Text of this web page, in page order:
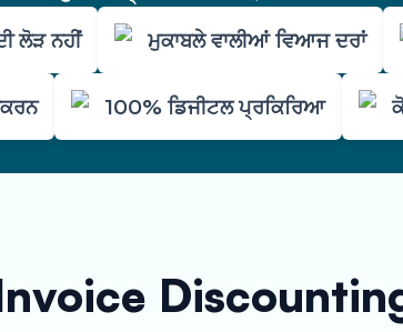
ਲੋੜ ਨਹੀਂ ਮੁਕਾਬਲੇ ਵਾਲੀਆਂ ਵਿਆਜ ਦਰਾਂ
100% ਡਿਜੀਟਲ ਪ੍ਰਕਿਰਿਆ